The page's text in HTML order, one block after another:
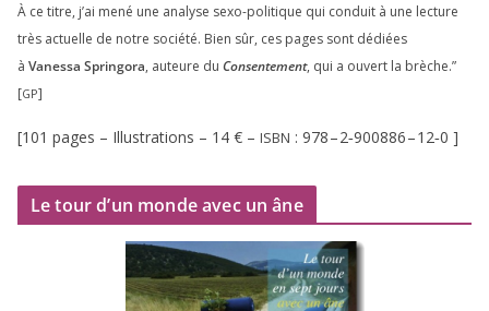
À ce titre, j’ai mené une ana­lyse sexo-poli­tique qui conduit à une lec­ture
très actuelle de notre socié­té. Bien sûr, ces pages sont dédiées
à Vanessa Springora, auteure du Consentement, qui a ouvert la brèche.”
[GP]
[101 pages – Illustrations – 14 € – ISBN : 978–2‑900886–12‑0 ]
Le tour d’un monde avec un âne